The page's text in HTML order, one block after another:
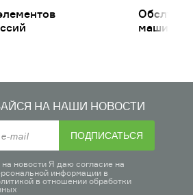
машин
НА НАШИ НОВОСТИ
ПОДПИСАТЬСЯ
новости Я даю согласие на
информации в
в отношении обработки